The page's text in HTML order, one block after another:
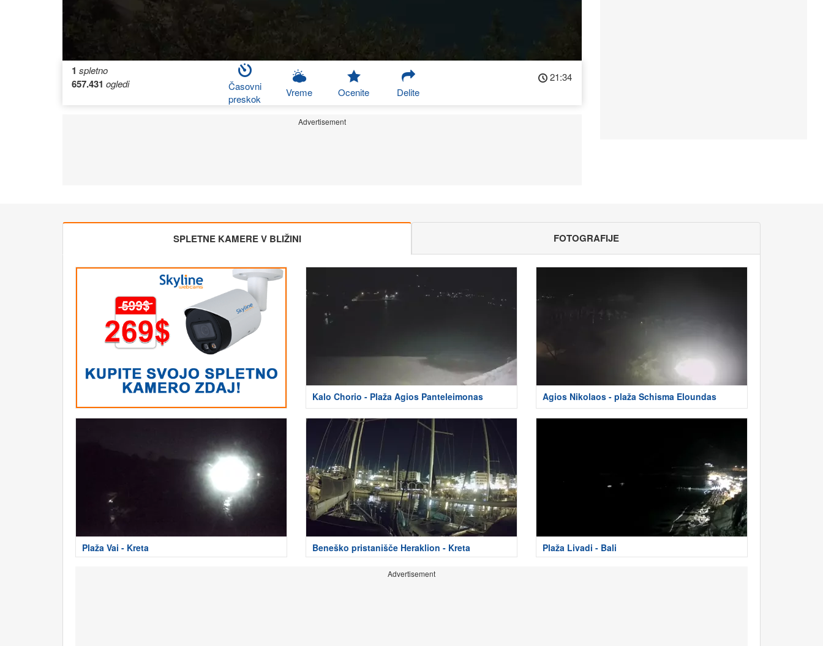
1 spletno
657.431 ogledi
Časovni
preskok
Vreme Ocenite Delite
21:34
Advertisement
SPLETNE KAMERE V BLIŽINI FOTOGRAFIJE
Kalo Chorio - Plaža Agios Panteleimonas Agios Nikolaos - plaža Schisma Eloundas
Plaža Vai - Kreta Beneško pristanišče Heraklion - Kreta Plaža Livadi - Bali
Advertisement